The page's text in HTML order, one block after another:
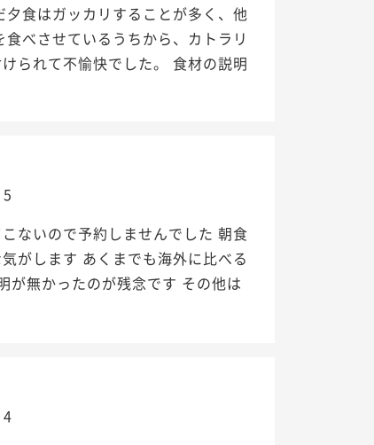
食はガッカリすることが多く、他
べさせているうちから、カトラリ
られて不愉快でした。 食材の説明
5
ないので予約しませんでした 朝食
がします あくまでも海外に比べる
が無かったのが残念です その他は
4